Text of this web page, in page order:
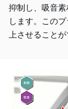
抑制し、吸音
します。この
上させることが